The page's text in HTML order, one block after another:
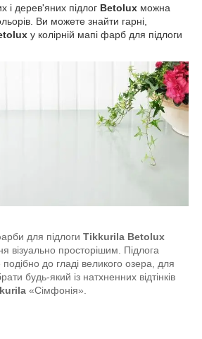
і дерев'яних підлог Betolux можна
Ви можете знайти гарні,
у колірній мапі фарб для підлоги
для підлоги Tikkurila Betolux
візуально просторішим. Підлога
подібно до гладі великого озера, для
будь-який із натхненних відтінків
«Сімфонія».